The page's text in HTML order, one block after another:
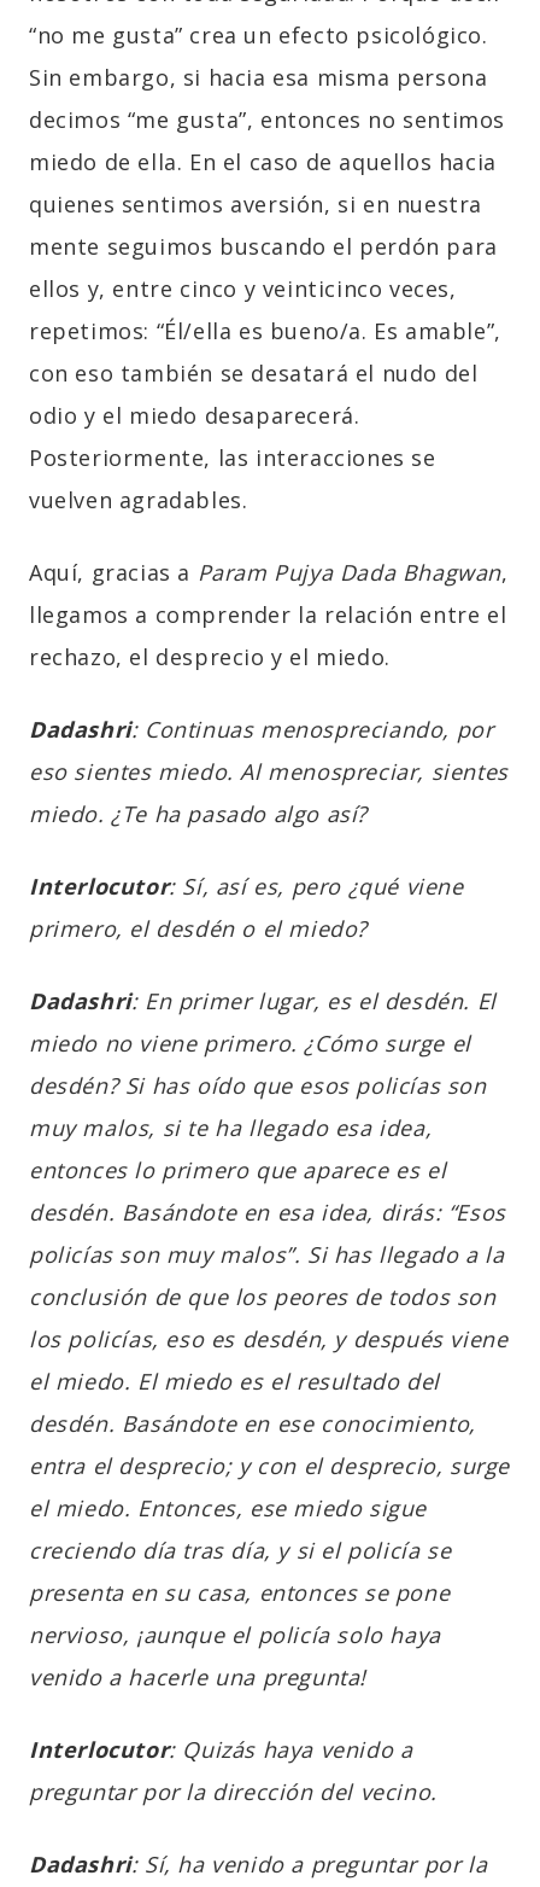
“no me gusta” crea un efecto psicológico.
Sin embargo, si hacia esa misma persona
decimos “me gusta”, entonces no sentimos
miedo de ella. En el caso de aquellos hacia
quienes sentimos aversión, si en nuestra
mente seguimos buscando el perdón para
ellos y, entre cinco y veinticinco veces,
repetimos: “Él/ella es bueno/a. Es amable”,
con eso también se desatará el nudo del
odio y el miedo desaparecerá.
Posteriormente, las interacciones se
vuelven agradables.
Aquí, gracias a Param Pujya Dada Bhagwan,
llegamos a comprender la relación entre el
rechazo, el desprecio y el miedo.
Dadashri: Continuas menospreciando, por
eso sientes miedo. Al menospreciar, sientes
miedo. ¿Te ha pasado algo así?
Interlocutor: Sí, así es, pero ¿qué viene
primero, el desdén o el miedo?
Dadashri: En primer lugar, es el desdén. El
miedo no viene primero. ¿Cómo surge el
desdén? Si has oído que esos policías son
muy malos, si te ha llegado esa idea,
entonces lo primero que aparece es el
desdén. Basándote en esa idea, dirás: “Esos
policías son muy malos”. Si has llegado a la
conclusión de que los peores de todos son
los policías, eso es desdén, y después viene
el miedo. El miedo es el resultado del
desdén. Basándote en ese conocimiento,
entra el desprecio; y con el desprecio, surge
el miedo. Entonces, ese miedo sigue
creciendo día tras día, y si el policía se
presenta en su casa, entonces se pone
nervioso, ¡aunque el policía solo haya
venido a hacerle una pregunta!
Interlocutor: Quizás haya venido a
preguntar por la dirección del vecino.
Dadashri: Sí, ha venido a preguntar por la